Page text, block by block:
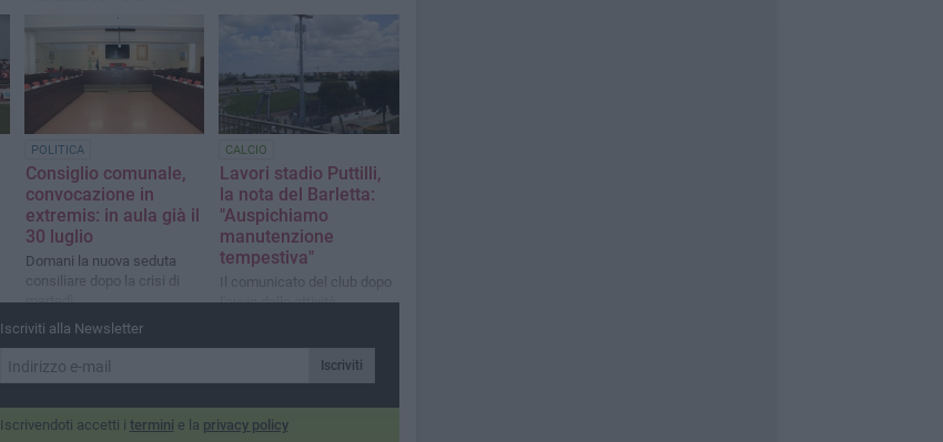
POLITICA
Consiglio comunale,
convocazione in
extremis: in aula già il
30 luglio
Domani la nuova seduta
consiliare dopo la crisi di
martedì
CALCIO
Lavori stadio Puttilli,
la nota del Barletta:
"Auspichiamo
manutenzione
tempestiva"
Il comunicato del club dopo
l'avvio delle attività
Iscriviti alla Newsletter
Iscriviti
Iscrivendoti accetti i termini e la privacy policy